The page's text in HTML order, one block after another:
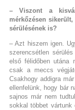
– Viszont a
mérkőzésen
sérülésének is?
– Azt hiszem igen.
szerencsétlen
első félidőben utána
csak a meccs
Csakhogy addigra
ellenfelünk, hogy bár
sajnos már nem
sokkal többet vártunk